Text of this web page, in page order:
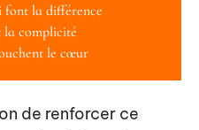
font la différence
la complicité
le cœur
de renforcer ce